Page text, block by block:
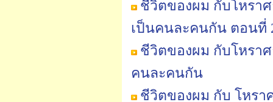
ชีวิตของผม กับโหรา
เป็นคนละคนกัน ตอนที่
ชีวิตของผม กับโหรา
คนละคนกัน
ชีวิตของผม กับ โหร